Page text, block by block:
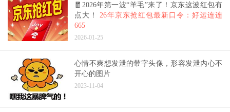
🧧2026年第一波“羊毛”来了！京东这波红包有
点大！ 26年京东抢红包最新口令：好运连连
665
2026-01-25
心情不爽想发泄的带字头像，形容发泄内心不
开心的图片
2023-11-04